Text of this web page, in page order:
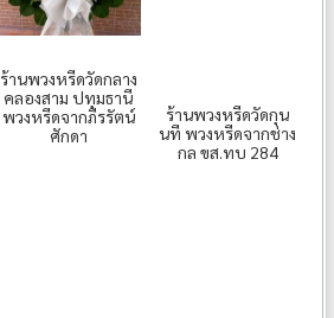
ร้านพวงหรีดวัดกลาง
คลองสาม ปทุมธานี
พวงหรีดจากภีรรัตน์
ศักดา
ร้านพวงหรีดวัดกุน
นที พวงหรีดจากช่าง
กล ขส.ทบ 284